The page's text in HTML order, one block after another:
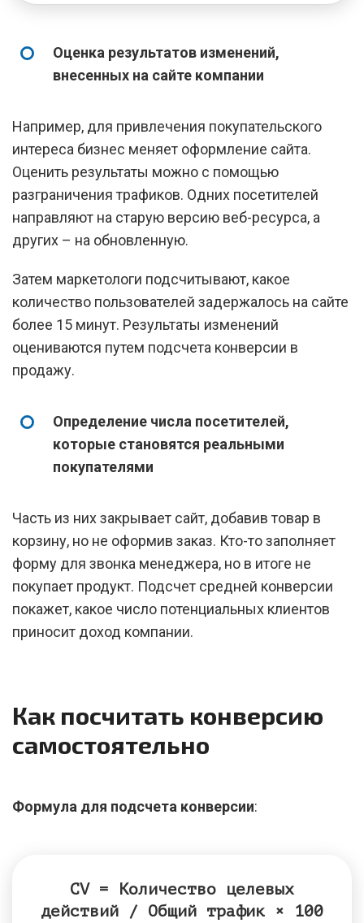
Оценка результатов изменений,
внесенных на сайте компании
Например, для привлечения покупательского
интереса бизнес меняет оформление сайта.
Оценить результаты можно с помощью
разграничения трафиков. Одних посетителей
направляют на старую версию веб-ресурса, а
других – на обновленную.
Затем маркетологи подсчитывают, какое
количество пользователей задержалось на сайте
более 15 минут. Результаты изменений
оцениваются путем подсчета конверсии в
продажу.
Определение числа посетителей,
которые становятся реальными
покупателями
Часть из них закрывает сайт, добавив товар в
корзину, но не оформив заказ. Кто-то заполняет
форму для звонка менеджера, но в итоге не
покупает продукт. Подсчет средней конверсии
покажет, какое число потенциальных клиентов
приносит доход компании.
Как посчитать конверсию
самостоятельно
Формула для подсчета конверсии:
CV = Количество целевых
действий / Общий трафик × 100